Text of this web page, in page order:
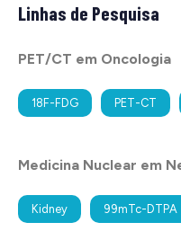
Linhas de Pesquisa
PET/CT em Oncologia
18F-FDG PET-CT
Medicina Nuclear em
Kidney 99mTc-DTPA